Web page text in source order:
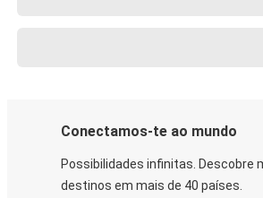
Conectamos-te ao mundo
Possibilidades infinitas. Descobre
destinos em mais de 40 países.